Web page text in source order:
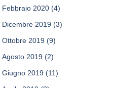
Febbraio 2020 (4)
Dicembre 2019 (3)
Ottobre 2019 (9)
Agosto 2019 (2)
Giugno 2019 (11)